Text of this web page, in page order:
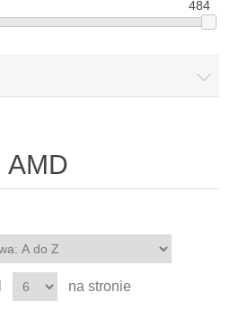
484
AMD
na stronie